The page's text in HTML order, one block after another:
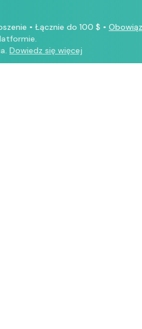
• Łącznie do 100 $ •
Dowiedz się więcej